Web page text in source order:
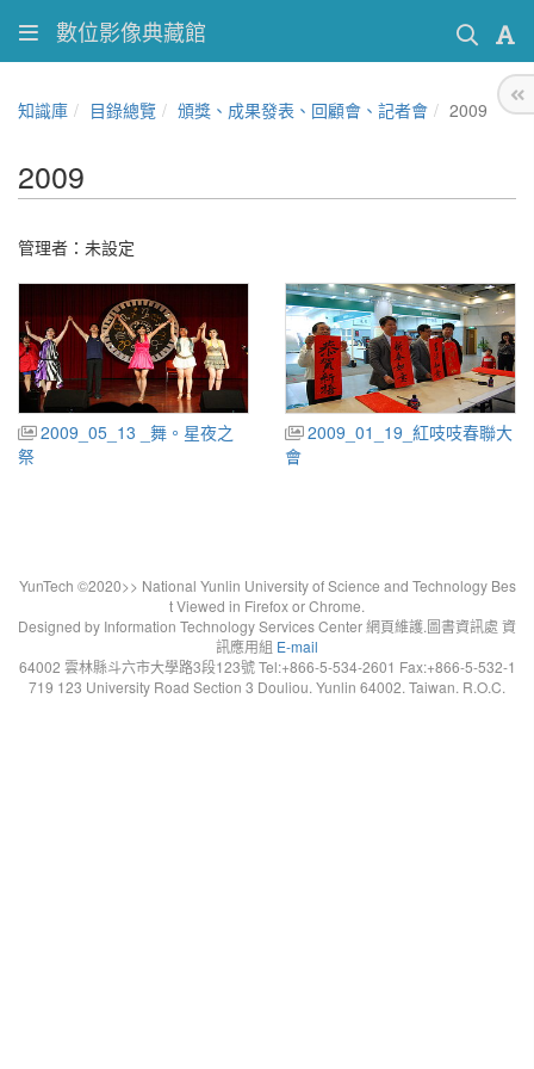
數位影像典藏館
知識庫 目錄總覽 頒獎、成果發表、回顧會、記者會 2009
2009
管理者：未設定
2009_05_13 _舞。星夜之
祭
2009_01_19_紅吱吱春聯大
會
YunTech ©2020>> National Yunlin University of Science and Technology Bes
t Viewed in Firefox or Chrome.
Designed by Information Technology Services Center 網頁維護.圖書資訊處 資
訊應用組 E-mail
64002 雲林縣斗六市大學路3段123號 Tel:+866-5-534-2601 Fax:+866-5-532-1
719 123 University Road Section 3 Douliou. Yunlin 64002. Taiwan. R.O.C.